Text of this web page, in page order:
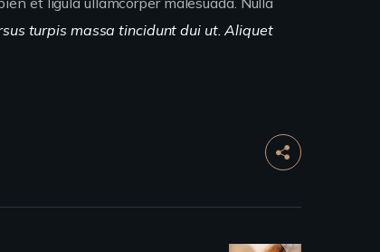
turpis massa tincidunt dui ut. Aliquet